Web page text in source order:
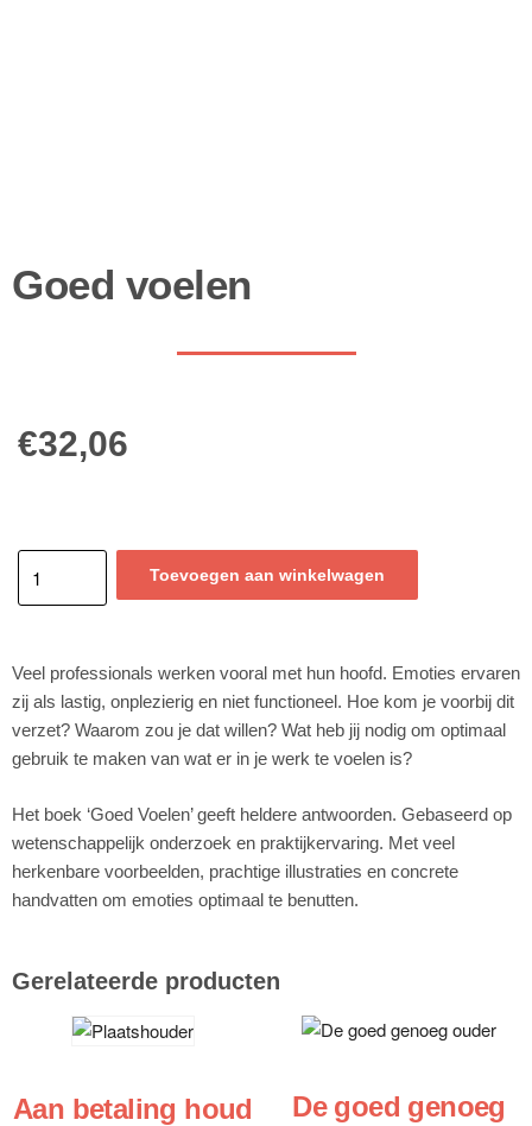
Goed voelen
€32,06
Toevoegen aan winkelwagen
Veel professionals werken vooral met hun hoofd. Emoties ervaren
zij als lastig, onplezierig en niet functioneel. Hoe kom je voorbij dit
verzet? Waarom zou je dat willen? Wat heb jij nodig om optimaal
gebruik te maken van wat er in je werk te voelen is?
Het boek ‘Goed Voelen’ geeft heldere antwoorden. Gebaseerd op
wetenschappelijk onderzoek en praktijkervaring. Met veel
herkenbare voorbeelden, prachtige illustraties en concrete
handvatten om emoties optimaal te benutten.
Gerelateerde producten
Aan betaling houd
De goed genoeg